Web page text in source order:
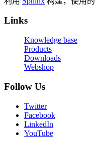
Links
Knowledge base
Products
Downloads
Webshop
Follow Us
Twitter
Facebook
LinkedIn
YouTube